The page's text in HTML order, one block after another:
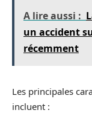
A lire aussi :
un accident
récemment
Les principales
incluent :